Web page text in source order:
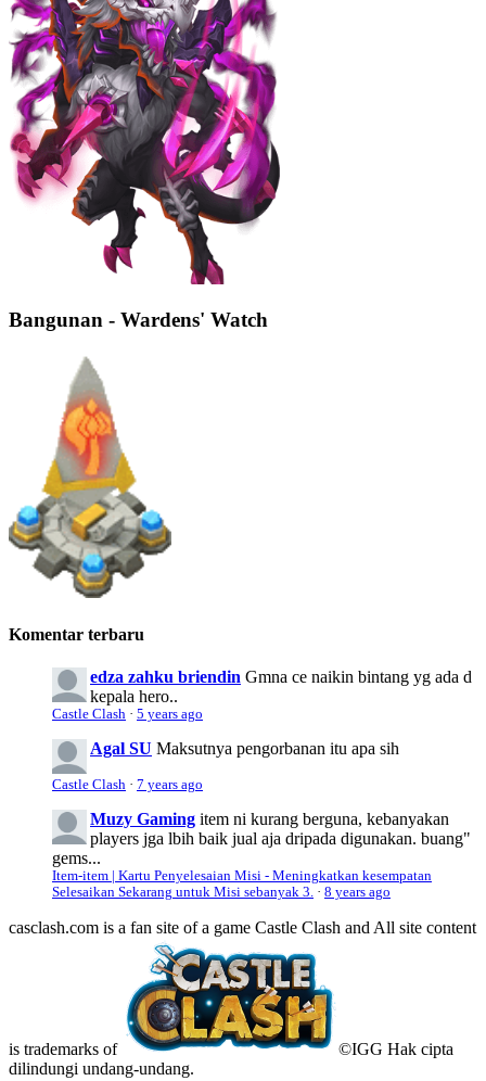
Bangunan - Wardens' Watch
Komentar terbaru
edza zahku briendin Gmna ce naikin bintang yg ada d
kepala hero..
Castle Clash · 5 years ago
Agal SU Maksutnya pengorbanan itu apa sih
Castle Clash · 7 years ago
Muzy Gaming item ni kurang berguna, kebanyakan
players jga lbih baik jual aja dripada digunakan. buang"
gems...
Item-item | Kartu Penyelesaian Misi - Meningkatkan kesempatan
Selesaikan Sekarang untuk Misi sebanyak 3. · 8 years ago
casclash.com is a fan site of a game Castle Clash and All site content
is trademarks of
©IGG Hak cipta
dilindungi undang-undang.